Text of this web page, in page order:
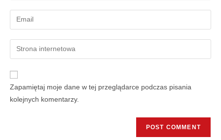
Zapamiętaj moje dane w tej przeglądarce podczas pisania
kolejnych komentarzy.